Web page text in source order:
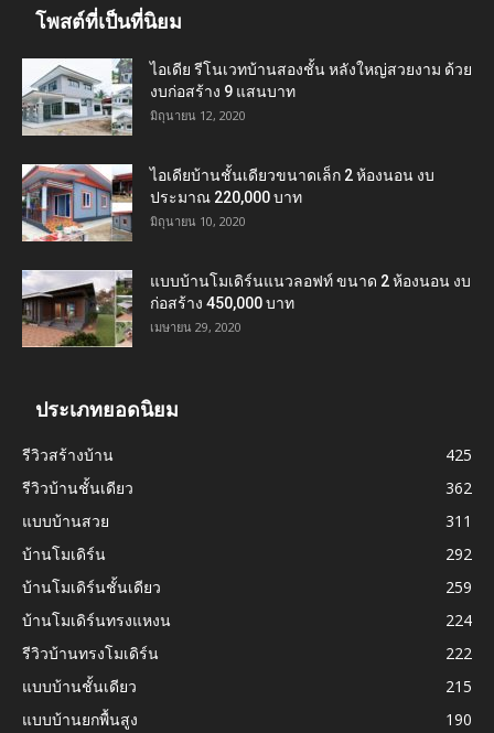
โพสต์ที่เป็นที่นิยม
ไอเดีย รีโนเวทบ้านสองชั้น หลังใหญ่สวยงาม ด้วย
งบก่อสร้าง 9 แสนบาท
มิถุนายน 12, 2020
ไอเดียบ้านชั้นเดียวขนาดเล็ก 2 ห้องนอน งบ
ประมาณ 220,000 บาท
มิถุนายน 10, 2020
แบบบ้านโมเดิร์นแนวลอฟท์ ขนาด 2 ห้องนอน งบ
ก่อสร้าง 450,000 บาท
เมษายน 29, 2020
ประเภทยอดนิยม
รีวิวสร้างบ้าน
425
รีวิวบ้านชั้นเดียว
362
แบบบ้านสวย
311
บ้านโมเดิร์น
292
บ้านโมเดิร์นชั้นเดียว
259
บ้านโมเดิร์นทรงแหงน
224
รีวิวบ้านทรงโมเดิร์น
222
แบบบ้านชั้นเดียว
215
แบบบ้านยกพื้นสูง
190